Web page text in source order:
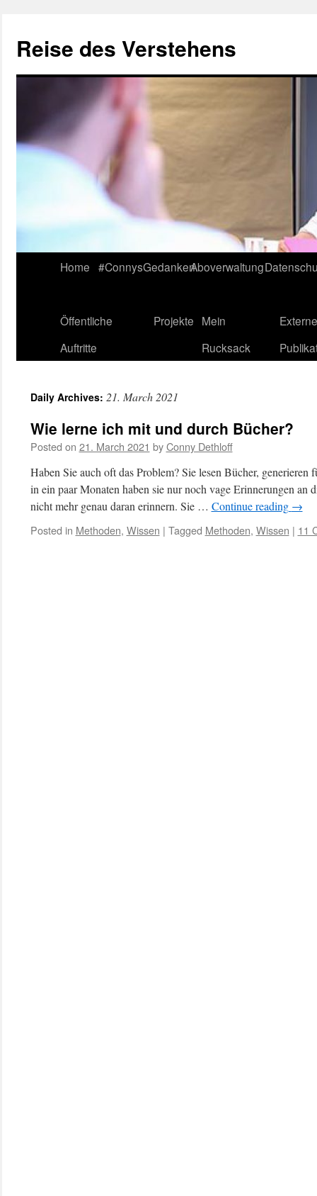
Reise des Verstehens
content
Home #ConnysGedankenAboverwaltung
Öffentliche
Auftritte
Projekte Mein
Rucksack
Externe
Daily Archives: 21. March 2021
Wie lerne ich mit und durch Bücher?
Posted on 21. March 2021 by Conny Dethloff
Haben Sie auch oft das Problem? Sie lesen Bücher,
in ein paar Monaten haben sie nur noch vage Erinnerungen an
nicht mehr genau daran erinnern. Sie … Continue reading →
Posted in Methoden, Wissen | Tagged Methoden, Wissen | 11